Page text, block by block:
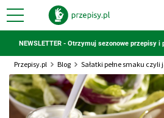
NEWSLETTER - Otrzymuj sezonowe przepisy i
Przepisy.pl Blog Sałatki pełne smaku